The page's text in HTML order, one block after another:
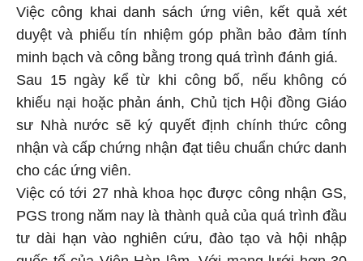
Việc công khai danh sách ứng viên, kết quả xét
duyệt và phiếu tín nhiệm góp phần bảo đảm tính
minh bạch và công bằng trong quá trình đánh giá.
Sau 15 ngày kể từ khi công bố, nếu không có
khiếu nại hoặc phản ánh, Chủ tịch Hội đồng Giáo
sư Nhà nước sẽ ký quyết định chính thức công
nhận và cấp chứng nhận đạt tiêu chuẩn chức danh
cho các ứng viên.
Việc có tới 27 nhà khoa học được công nhận GS,
PGS trong năm nay là thành quả của quá trình đầu
tư dài hạn vào nghiên cứu, đào tạo và hội nhập